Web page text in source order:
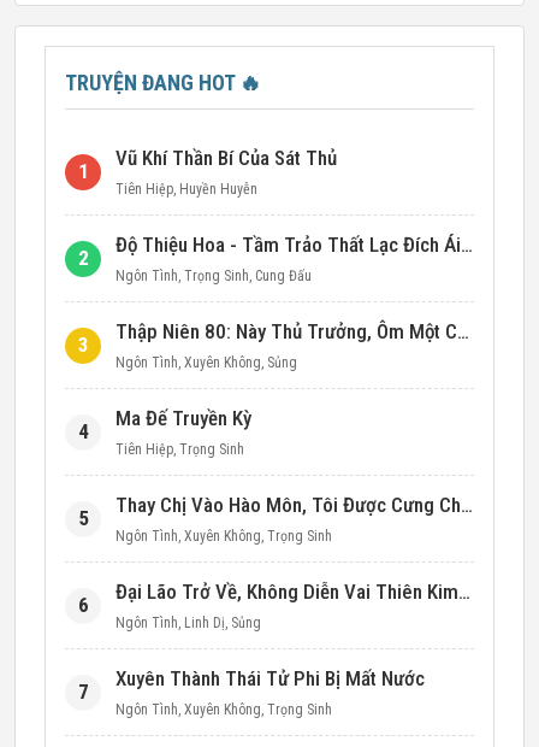
TRUYỆN ĐANG HOT 🔥
1
Vũ Khí Thần Bí Của Sát Thủ
Tiên Hiệp, Huyền Huyễn
2
Độ Thiệu Hoa - Tầm Trảo Thất Lạc Đích Ái Tình
Ngôn Tình, Trọng Sinh, Cung Đấu
3
Thập Niên 80: Này Thủ Trưởng, Ôm Một Cái Đi!
Ngôn Tình, Xuyên Không, Sủng
4
Ma Đế Truyền Kỳ
Tiên Hiệp, Trọng Sinh
5
Thay Chị Vào Hào Môn, Tôi Được Cưng Chiều Hết Mực (Thập Niên 90)
Ngôn Tình, Xuyên Không, Trọng Sinh
6
Đại Lão Trở Về, Không Diễn Vai Thiên Kim Giả Nữa
Ngôn Tình, Linh Dị, Sủng
7
Xuyên Thành Thái Tử Phi Bị Mất Nước
Ngôn Tình, Xuyên Không, Trọng Sinh